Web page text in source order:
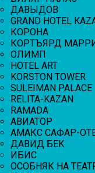
ДАВЫДОВ
GRAND HOTEL
КОРОНА
КОРТЪЯРД
ОЛИМП
HOTEL ART
KORSTON TOWER
SULEIMAN PALACE
RELITA-KAZAN
RAMADA
АВИАТОР
АМАКС САФАР-
ДАВИД БЕК
ИБИС
ОСОБНЯК НА